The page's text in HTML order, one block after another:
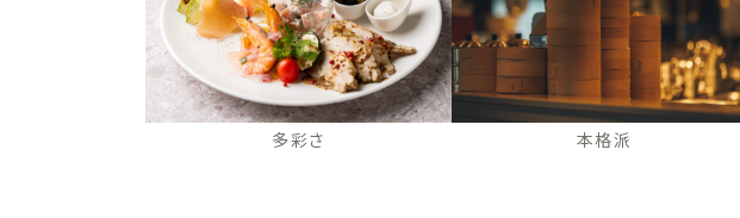
多彩さ 本格派